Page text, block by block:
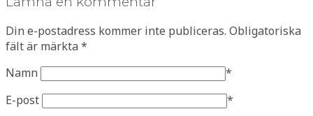
Din e-postadress kommer inte publiceras. Obligatoriska
fält är märkta *
Namn
*
E-post
*